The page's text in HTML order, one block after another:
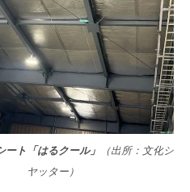
ト「はるクール」
（出所：文化シ
ヤッター）